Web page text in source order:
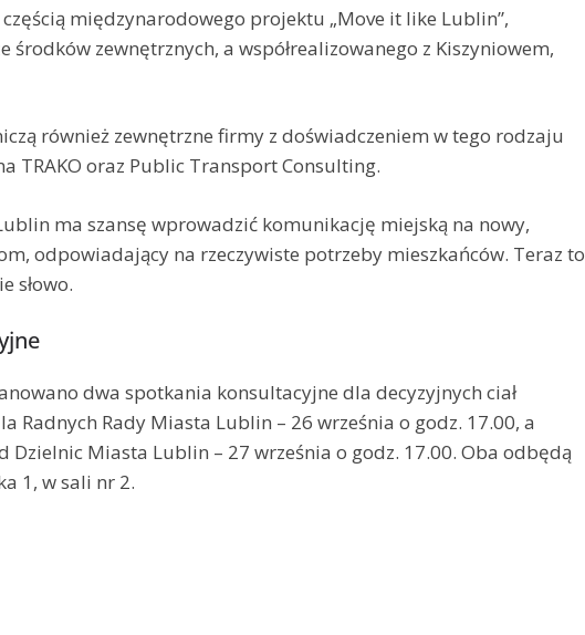
międzynarodowego projektu „Move it like Lublin”,
środków zewnętrznych, a współrealizowanego z Kiszyniowem,
również zewnętrzne firmy z doświadczeniem w tego rodzaju
TRAKO oraz Public Transport Consulting.
ma szansę wprowadzić komunikację miejską na nowy,
odpowiadający na rzeczywiste potrzeby mieszkańców. Teraz to
słowo.
dwa spotkania konsultacyjne dla decyzyjnych ciał
Radnych Rady Miasta Lublin – 26 września o godz. 17.00, a
Dzielnic Miasta Lublin – 27 września o godz. 17.00. Oba odbędą
1, w sali nr 2.